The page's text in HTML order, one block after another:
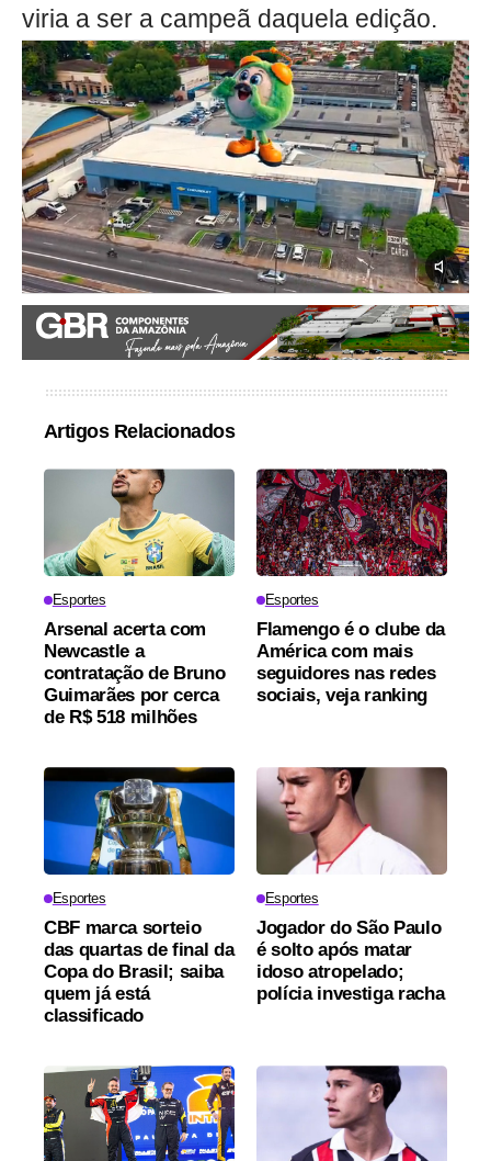
viria a ser a campeã daquela edição.
Artigos Relacionados
Esportes
Arsenal acerta com
Newcastle a
contratação de Bruno
Guimarães por cerca
de R$ 518 milhões
Esportes
Flamengo é o clube da
América com mais
seguidores nas redes
sociais, veja ranking
Esportes
CBF marca sorteio
das quartas de final da
Copa do Brasil; saiba
quem já está
classificado
Esportes
Jogador do São Paulo
é solto após matar
idoso atropelado;
polícia investiga racha